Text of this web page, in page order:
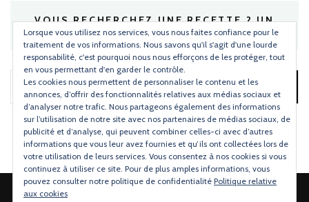
VOUS RECHERCHEZ UNE RECETTE ? UN
INGRÉDIENT ?
Rechercher :
2026 Copyright
Lorsque vous utilisez nos services, vous nous faites confiance pour le
traitement de vos informations. Nous savons qu'il s'agit d'une lourde
responsabilité, c'est pourquoi nous nous efforçons de les protéger, tout
en vous permettant d'en garder le contrôle.
Les cookies nous permettent de personnaliser le contenu et les
annonces, d’offrir des fonctionnalités relatives aux médias sociaux et
d’analyser notre trafic. Nous partageons également des informations
sur l’utilisation de notre site avec nos partenaires de médias sociaux, de
publicité et d’analyse, qui peuvent combiner celles-ci avec d’autres
informations que vous leur avez fournies et qu’ils ont collectées lors de
votre utilisation de leurs services. Vous consentez à nos cookies si vous
continuez à utiliser ce site. Pour de plus amples informations, vous
pouvez consulter notre politique de confidentialité Politique relative
aux cookies